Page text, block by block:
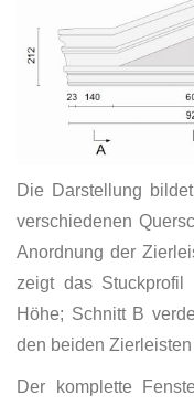
Die Darstellung
verschiedenen
Anordnung der
zeigt das
Höhe; Schnitt B
den beiden
Der komplette